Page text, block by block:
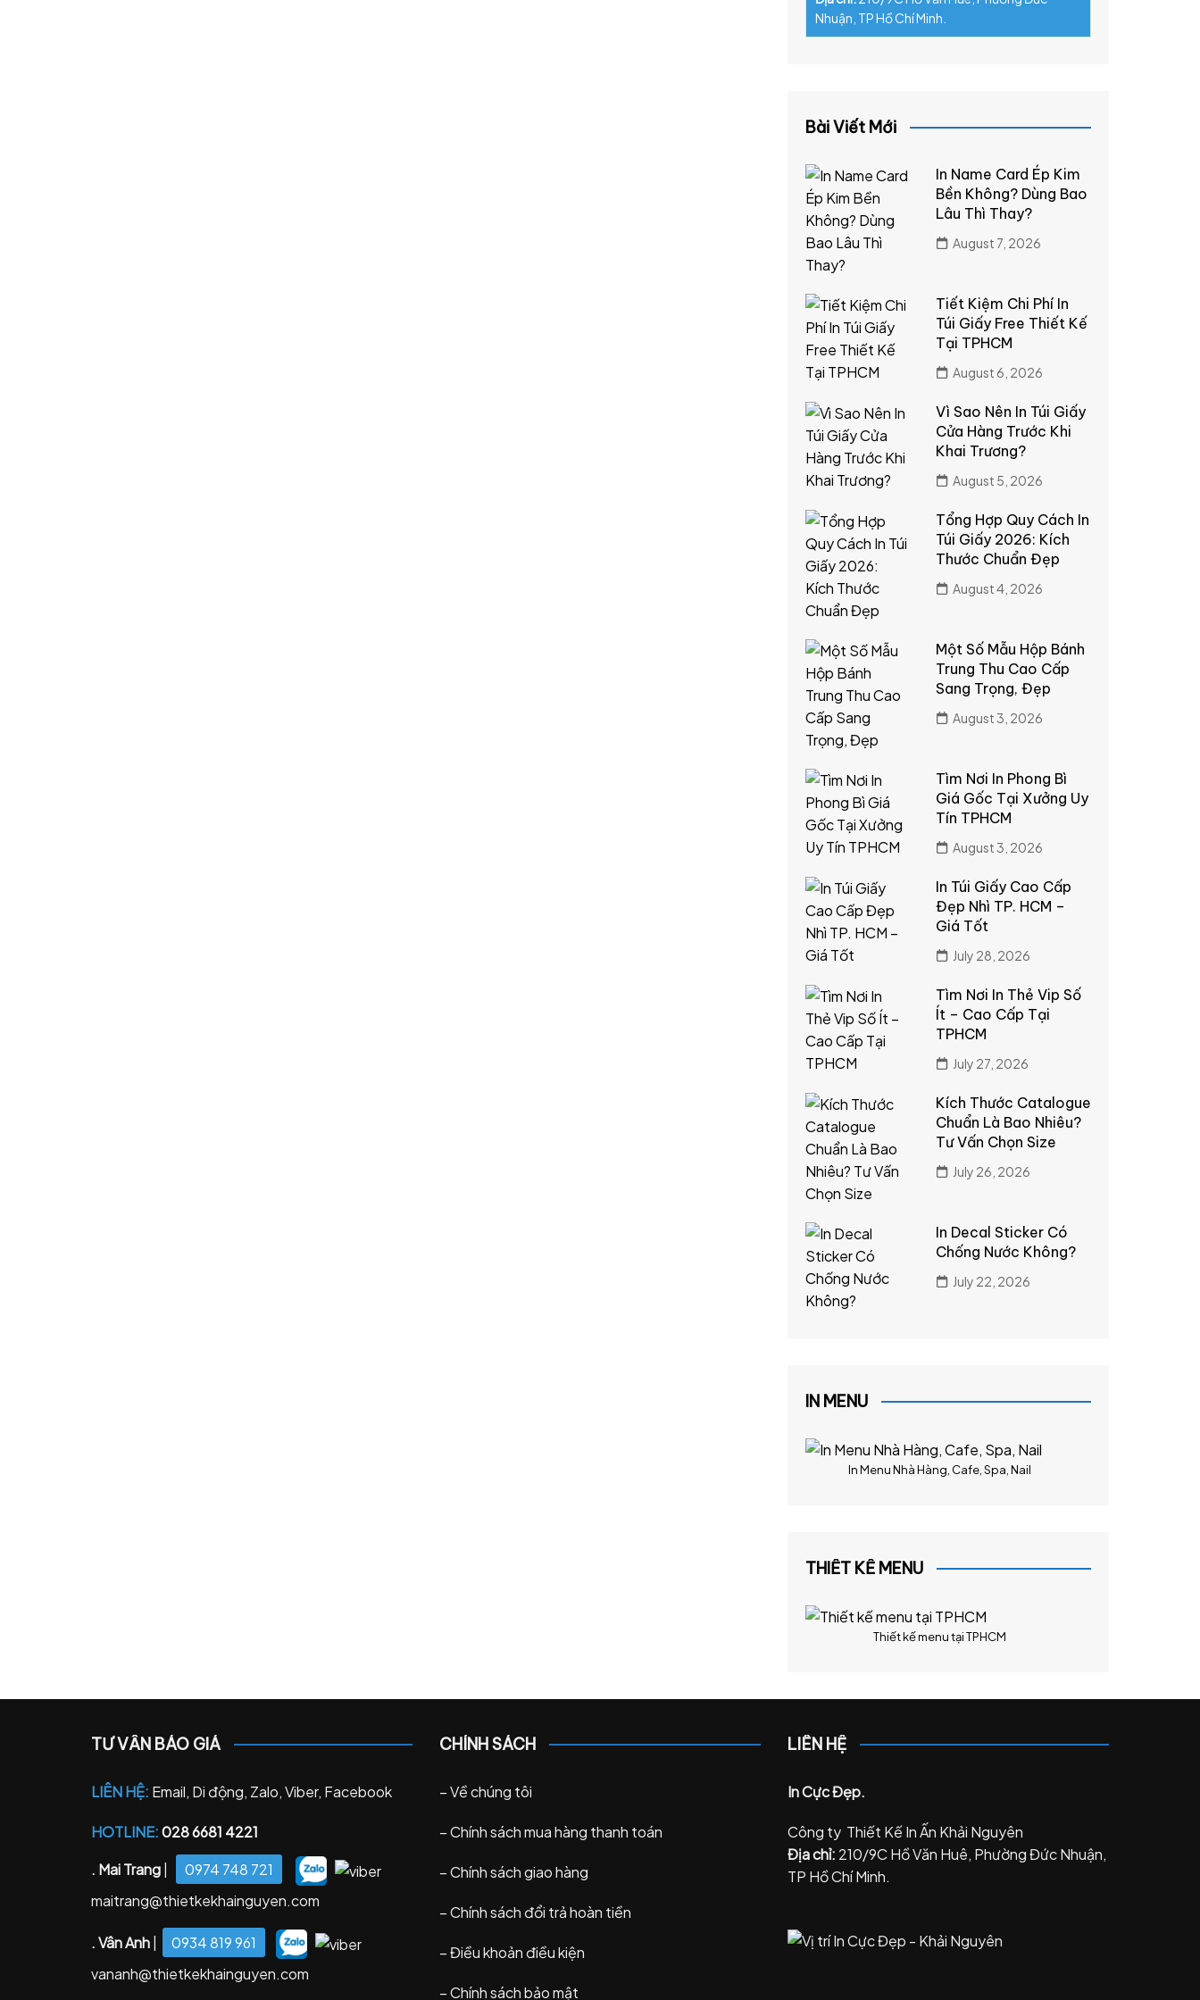
Nhuận, TP Hồ Chí Minh.
Bài Viết Mới
In Name Card Ép Kim
Bền Không? Dùng Bao
Lâu Thì Thay?
August 7, 2026
Tiết Kiệm Chi Phí In
Túi Giấy Free Thiết Kế
Tại TPHCM
August 6, 2026
Vì Sao Nên In Túi Giấy
Cửa Hàng Trước Khi
Khai Trương?
August 5, 2026
Tổng Hợp Quy Cách In
Túi Giấy 2026: Kích
Thước Chuẩn Đẹp
August 4, 2026
Một Số Mẫu Hộp Bánh
Trung Thu Cao Cấp
Sang Trọng, Đẹp
August 3, 2026
Tìm Nơi In Phong Bì
Giá Gốc Tại Xưởng Uy
Tín TPHCM
August 3, 2026
In Túi Giấy Cao Cấp
Đẹp Nhì TP. HCM –
Giá Tốt
July 28, 2026
Tìm Nơi In Thẻ Vip Số
Ít – Cao Cấp Tại
TPHCM
July 27, 2026
Kích Thước Catalogue
Chuẩn Là Bao Nhiêu?
Tư Vấn Chọn Size
July 26, 2026
In Decal Sticker Có
Chống Nước Không?
July 22, 2026
IN MENU
In Menu Nhà Hàng, Cafe, Spa, Nail
THIẾT KẾ MENU
Thiết kế menu tại TPHCM
TƯ VẤN BÁO GIÁ
LIÊN HỆ: Email, Di động, Zalo, Viber, Facebook
HOTLINE:028 6681 4221
. Mai Trang|
0974 748 721
maitrang@thietkekhainguyen.com
. Vân Anh
0934 819 961
vananh@thietkekhainguyen.com
CHÍNH SÁCH
–Về chúng tôi
–Chính sách mua hàng thanh toán
–Chính sách giao hàng
–Chính sách đổi trả hoàn tiền
–Điều khoản điều kiện
–Chính sách bảo mật
LIÊN HỆ
In Cực Đẹp.
Công ty Thiết Kế In Ấn Khải Nguyên
Địa chỉ: 210/9C Hồ Văn Huê, Phường Đức Nhuận,
TP Hồ Chí Minh.